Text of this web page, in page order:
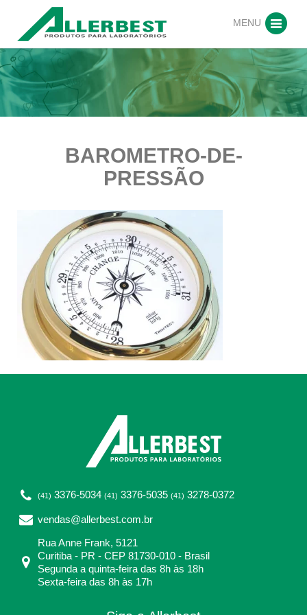
MENU
BAROMETRO-DE-
PRESSÃO
(41) 3376-5034 (41) 3376-5035 (41) 3278-0372
vendas@allerbest.com.br
Rua Anne Frank, 5121
Curitiba - PR - CEP 81730-010 - Brasil
Segunda a quinta-feira das 8h às 18h
Sexta-feira das 8h às 17h